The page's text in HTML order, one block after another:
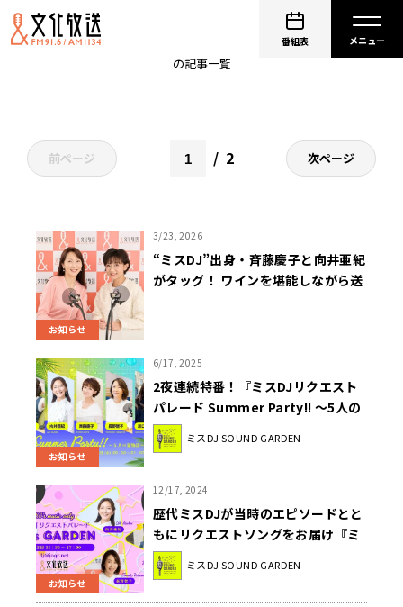
番組表
ミスDJリクエストパレード
の記事一覧
前ページ 2 次ページ
お知らせ
3/23, 2026
“ミスDJ”出身・斉藤慶子と向井亜紀
がタッグ！ ワインを堪能しながら送
イン』3/30(月)スタート
お知らせ
6/17, 2025
2夜連続特番！『ミスDJリクエスト
パレード Summer Party!! ～5人の
夏物語～』 千倉真理、向井亜紀、斉
藤慶子、長野智子、川口雅代 出
ミスDJ SOUND GARDEN
お知らせ
12/17, 2024
歴代ミスDJが当時のエピソードとと
もにリクエストソングをお届け『ミ
スDJリクエストパレード 80’s
GARDEN』千倉真理、長野智子、向
ミスDJ SOUND GARDEN